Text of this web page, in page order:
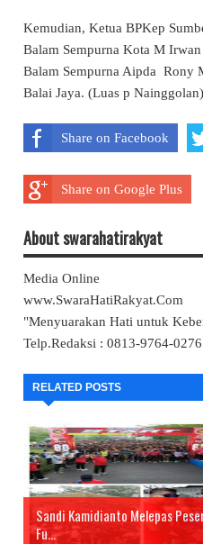
Kemudian, Ketua BPKep
Balam Sempurna Kota M
Balam Sempurna Aipda Rony
Balai Jaya. (Luas p Nainggolan)
Share on Facebook
Share on Google Plus
About swarahatirakyat
Media Online
www.SwaraHatiRakyat.Com
"Menyuarakan Hati untuk
Telp.Redaksi : 0813-9764-0276
RELATED POSTS
Sandi Kamidianto Melepas
Fu...